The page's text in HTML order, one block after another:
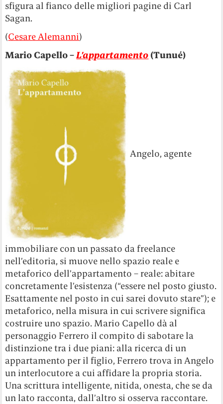
sfigura al fianco delle migliori pagine di Carl
Sagan.
(Cesare Alemanni)
Mario Capello –L’appartamento (Tunué)
Angelo, agente
immobiliare con un passato da freelance
nell’editoria, si muove nello spazio reale e
metaforico dell’appartamento – reale: abitare
concretamente l’esistenza (“essere nel posto giusto.
Esattamente nel posto in cui sarei dovuto stare”); e
metaforico, nella misura in cui scrivere significa
costruire uno spazio. Mario Capello dà al
personaggio Ferrero il compito di sabotare la
distinzione tra i due piani: alla ricerca di un
appartamento per il figlio, Ferrero trova in Angelo
un interlocutore a cui affidare la propria storia.
Una scrittura intelligente, nitida, onesta, che se da
un lato racconta, dall’altro si osserva raccontare.